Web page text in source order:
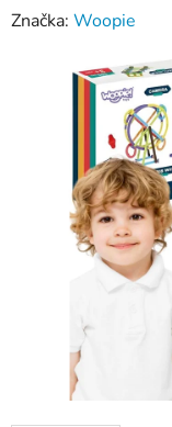
Značka: Woopie